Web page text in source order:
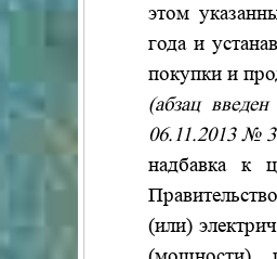
этом
года и
покупки и
(абзац
06.11.2013 №
надбавка к
(или)